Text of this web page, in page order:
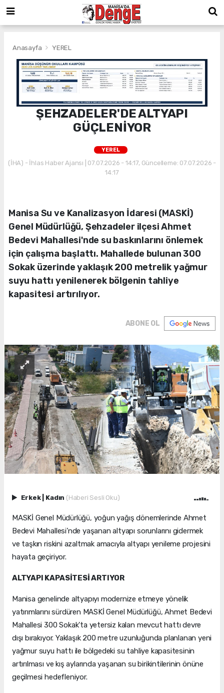
Anasayfa YEREL
ŞEHZADELER'DE ALTYAPI
GÜÇLENİYOR
YEREL
(İHA) - İhlas Haber Ajansı | 07.07.2026 - 14:17, Güncelleme: 07.07.2026 -
14:17
Manisa Su ve Kanalizasyon İdaresi (MASKİ)
Genel Müdürlüğü, Şehzadeler ilçesi Ahmet
Bedevi Mahallesi'nde su baskınlarını önlemek
için çalışma başlattı. Mahallede bulunan 300
Sokak üzerinde yaklaşık 200 metrelik yağmur
suyu hattı yenilenerek bölgenin tahliye
kapasitesi artırılıyor.
ABONE OL
Erkek Kadın (Haberi Sesli Oku)
MASKİ Genel Müdürlüğü, yoğun yağış dönemlerinde Ahmet
Bedevi Mahallesi’nde yaşanan altyapı sorunlarını gidermek
ve taşkın riskini azaltmak amacıyla altyapı yenileme projesini
hayata geçiriyor.
ALTYAPI KAPASİTESİ ARTIYOR
Manisa genelinde altyapıyı modernize etmeye yönelik
yatırımlarını sürdüren MASKİ Genel Müdürlüğü, Ahmet Bedevi
Mahallesi 300 Sokak'ta yetersiz kalan mevcut hattı devre
dışı bırakıyor. Yaklaşık 200 metre uzunluğunda planlanan yeni
yağmur suyu hattı ile bölgedeki su tahliye kapasitesinin
artırılması ve kış aylarında yaşanan su birikintilerinin önüne
geçilmesi hedefleniyor.